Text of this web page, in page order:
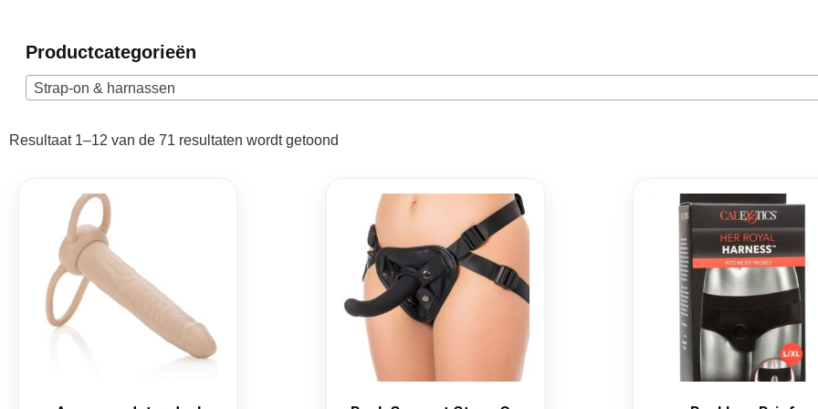
Productcategorieën
Strap-on & harnassen
Resultaat 1–12 van de 71 resultaten wordt getoond